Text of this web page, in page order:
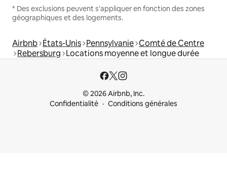
* Des exclusions peuvent s'appliquer en fonction des zones
géographiques et des logements.
Airbnb États-Unis Pennsylvanie Comté de Centre
Rebersburg Locations moyenne et longue durée
© 2026 Airbnb, Inc.
Confidentialité
Conditions générales